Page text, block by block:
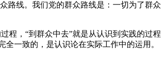
路线。我们党的群众路线是：一切为了群
程，“到群众中去”就是从认识到实践的过
一致的，是认识论在实际工作中的运用。